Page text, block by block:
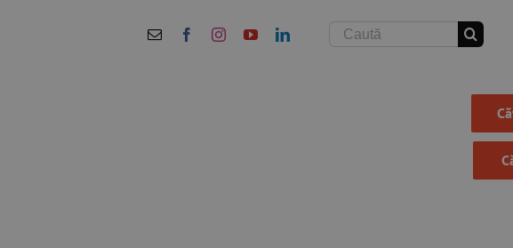
Cautare...